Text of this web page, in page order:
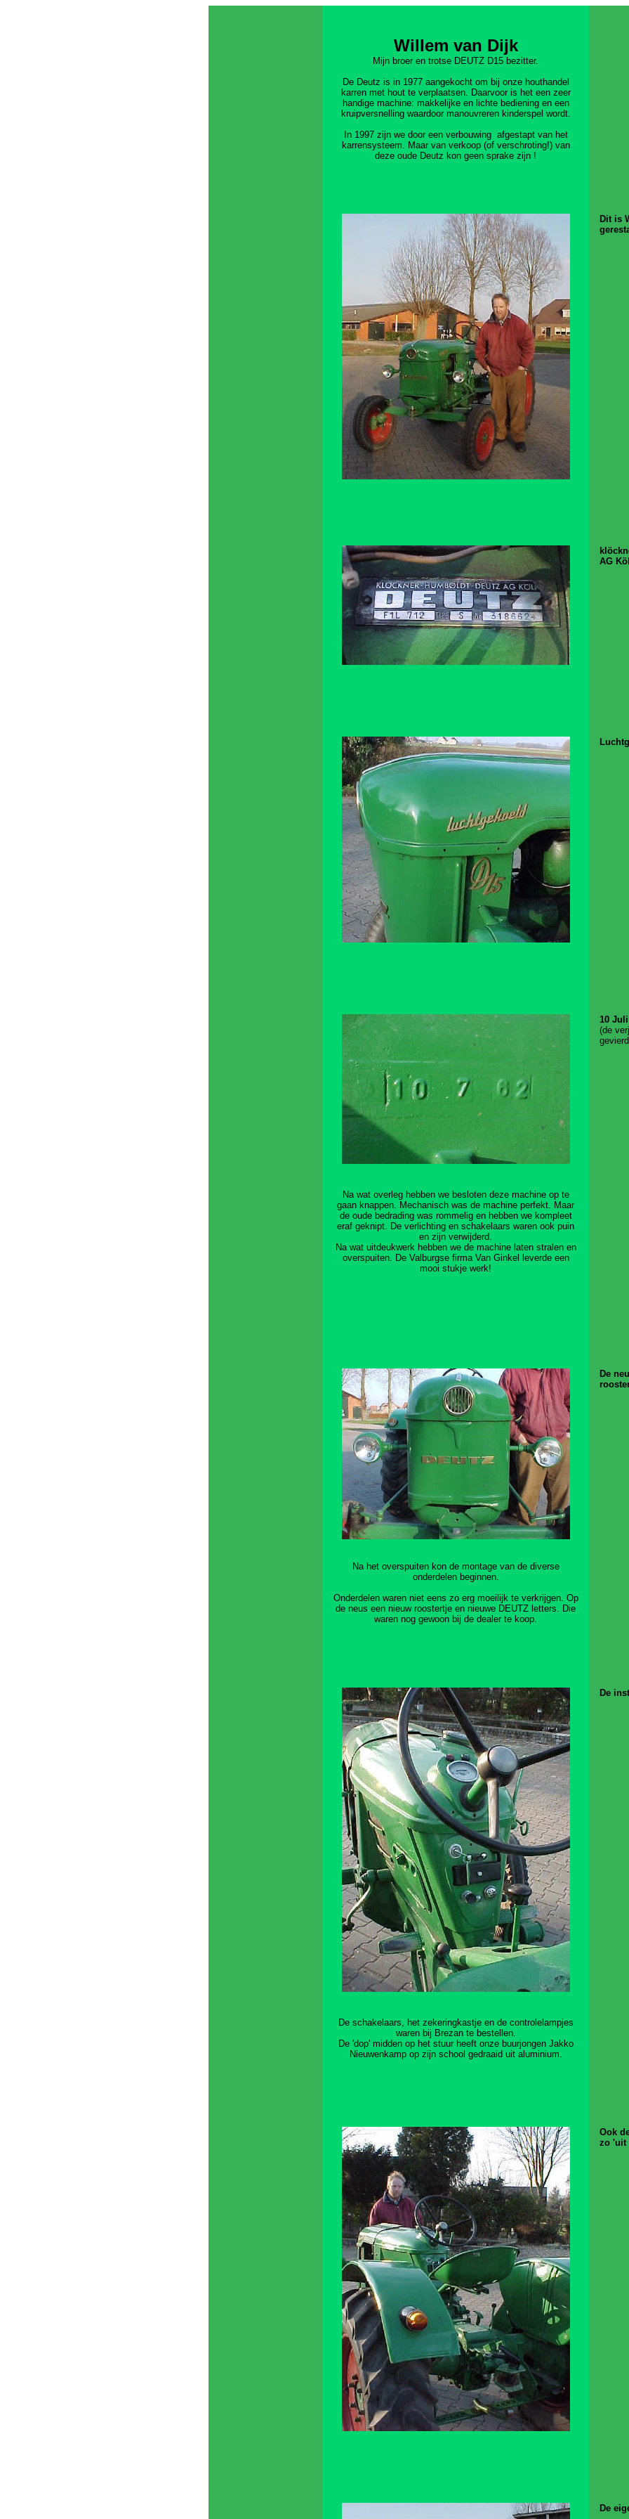
Willem van Dijk
Mijn broer en trotse DEUTZ D15 bezitter.
De Deutz is in 1977 aangekocht om bij onze houthandel
karren met hout te verplaatsen. Daarvoor is het een zeer
handige machine: makkelijke en lichte bediening en een
kruipversnelling waardoor manouvreren kinderspel wordt.
In 1997 zijn we door een verbouwing afgestapt van het
karrensysteem. Maar van verkoop (of verschroting!) van
deze oude Deutz kon geen sprake zijn !
Dit is
AG
Na wat overleg hebben we besloten deze machine op te
gaan knappen. Mechanisch was de machine perfekt. Maar
de oude bedrading was rommelig en hebben we kompleet
eraf geknipt. De verlichting en schakelaars waren ook puin
en zijn verwijderd.
Na wat uitdeukwerk hebben we de machine laten stralen en
overspuiten. De Valburgse firma Van Ginkel leverde een
mooi stukje werk!
10 Juli
(de
Na het overspuiten kon de montage van de diverse
onderdelen beginnen.
Onderdelen waren niet eens zo erg moeilijk te verkrijgen. Op
de neus een nieuw roostertje en nieuwe DEUTZ letters. Die
waren nog gewoon bij de dealer te koop.
De
De schakelaars, het zekeringkastje en de controlelampjes
waren bij Brezan te bestellen.
De 'dop' midden op het stuur heeft onze buurjongen Jakko
Nieuwenkamp op zijn school gedraaid uit aluminium.
De
Ook
zo 'uit
De